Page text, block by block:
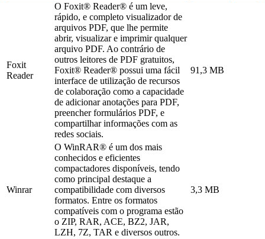
Foxit
Reader
O Foxit® Reader® é um leve,
rápido, e completo visualizador de
arquivos PDF, que lhe permite
abrir, visualizar e imprimir qualquer
arquivo PDF. Ao contrário de
outros leitores de PDF gratuitos,
Foxit® Reader® possui uma fácil
interface de utilização de recursos
de colaboração como a capacidade
de adicionar anotações para PDF,
preencher formulários PDF, e
compartilhar informações com as
redes sociais.
91,3 MB
Winrar
O WinRAR® é um dos mais
conhecidos e eficientes
compactadores disponíveis, tendo
como principal destaque a
compatibilidade com diversos
formatos. Entre os formatos
compatíveis com o programa estão
o ZIP, RAR, ACE, BZ2, JAR,
LZH, 7Z, TAR e diversos outros.
3,3 MB